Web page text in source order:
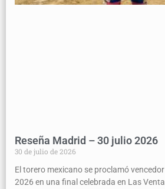
Reseña Madrid – 30 julio 2026
30 de julio de 2026
El torero mexicano se proclamó vencedor
2026 en una final celebrada en Las